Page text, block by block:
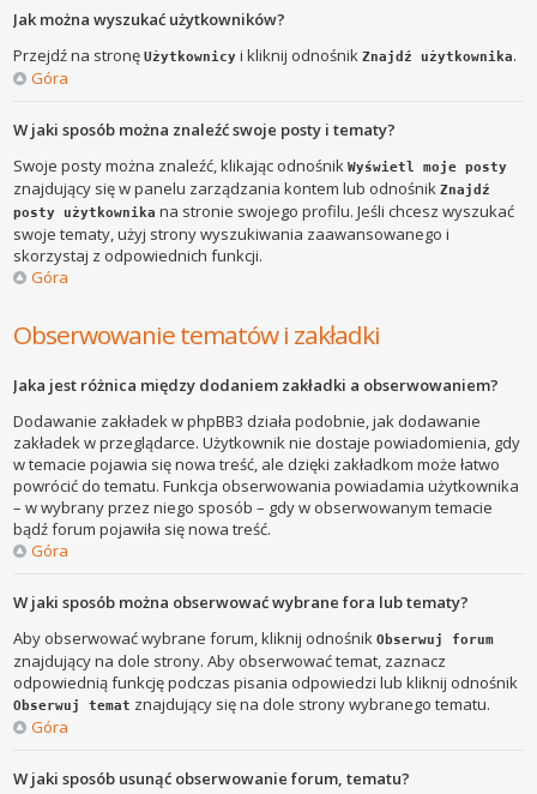
Jak można wyszukać użytkowników?
Przejdź na stronęUżytkownicy i kliknij odnośnikZnajdź użytkownika.
Góra
W jaki sposób można znaleźć swoje posty i tematy?
Swoje posty można znaleźć, klikając odnośnikWyświetl moje posty
znajdujący się w panelu zarządzania kontem lub odnośnikZnajdź
posty użytkownika na stronie swojego profilu. Jeśli chcesz wyszukać
swoje tematy, użyj strony wyszukiwania zaawansowanego i
skorzystaj z odpowiednich funkcji.
Góra
Obserwowanie tematów i zakładki
Jaka jest różnica między dodaniem zakładki a obserwowaniem?
Dodawanie zakładek w phpBB3 działa podobnie, jak dodawanie
zakładek w przeglądarce. Użytkownik nie dostaje powiadomienia, gdy
w temacie pojawia się nowa treść, ale dzięki zakładkom może łatwo
powrócić do tematu. Funkcja obserwowania powiadamia użytkownika
– w wybrany przez niego sposób – gdy w obserwowanym temacie
bądź forum pojawiła się nowa treść.
Góra
W jaki sposób można obserwować wybrane fora lub tematy?
Aby obserwować wybrane forum, kliknij odnośnikObserwuj forum
znajdujący na dole strony. Aby obserwować temat, zaznacz
odpowiednią funkcję podczas pisania odpowiedzi lub kliknij odnośnik
Obserwuj temat znajdujący się na dole strony wybranego tematu.
Góra
W jaki sposób usunąć obserwowanie forum, tematu?